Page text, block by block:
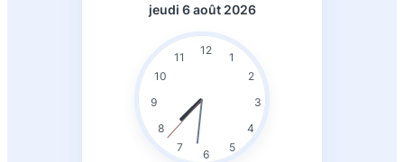
jeudi 6 août 2026
12
1
2
3
4
5
6
7
8
9
10
11